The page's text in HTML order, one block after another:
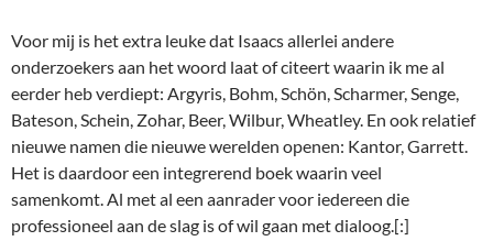
Voor mij is het extra leuke dat Isaacs allerlei andere
onderzoekers aan het woord laat of citeert waarin ik me al
eerder heb verdiept: Argyris, Bohm, Schön, Scharmer, Senge,
Bateson, Schein, Zohar, Beer, Wilbur, Wheatley. En ook relatief
nieuwe namen die nieuwe werelden openen: Kantor, Garrett.
Het is daardoor een integrerend boek waarin veel
samenkomt. Al met al een aanrader voor iedereen die
professioneel aan de slag is of wil gaan met dialoog.[:]